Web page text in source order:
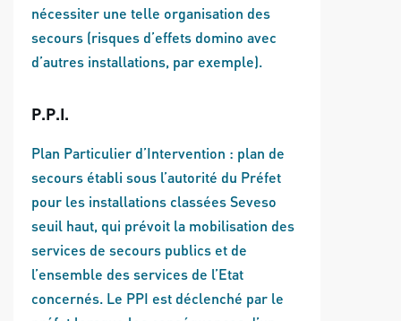
nécessiter une telle organisation des
secours (risques d’effets domino avec
d’autres installations, par exemple).
P.P.I.
Plan Particulier d’Intervention : plan de
secours établi sous l’autorité du Préfet
pour les installations classées Seveso
seuil haut, qui prévoit la mobilisation des
services de secours publics et de
l’ensemble des services de l’Etat
concernés. Le PPI est déclenché par le